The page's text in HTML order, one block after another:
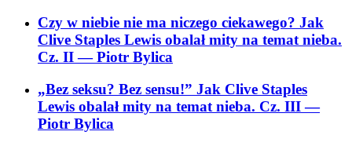
Czy w niebie nie ma niczego ciekawego? Jak
Clive Staples Lewis obalał mity na temat nieba.
Cz. II— Piotr Bylica
„Bez seksu? Bez sensu!” Jak Clive Staples
Lewis obalał mity na temat nieba. Cz. III—
Piotr Bylica